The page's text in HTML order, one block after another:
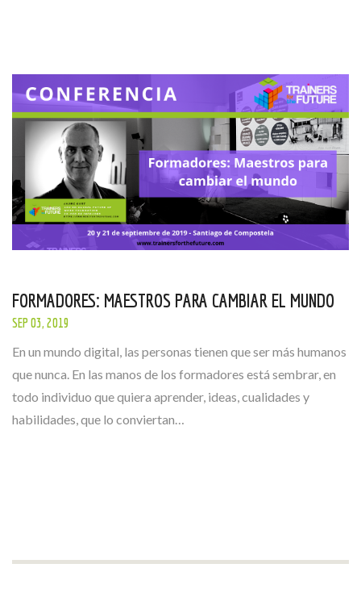
FORMADORES: MAESTROS PARA CAMBIAR EL MUNDO
SEP 03, 2019
En un mundo digital, las personas tienen que ser más humanos
que nunca. En las manos de los formadores está sembrar, en
todo individuo que quiera aprender, ideas, cualidades y
habilidades, que lo conviertan…